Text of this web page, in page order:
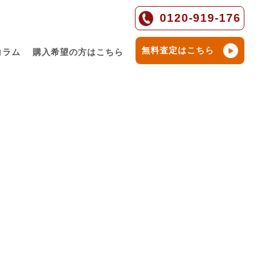
0120-919-176
ラム 購入希望の方はこちら 無料査定はこちら